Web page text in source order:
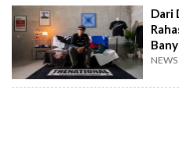
Dari
NEWS